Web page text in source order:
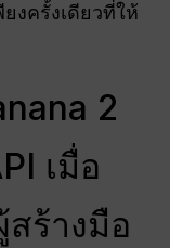
งครั้งเดียวที่ให้
2
เมื่อ
สร้างมือ